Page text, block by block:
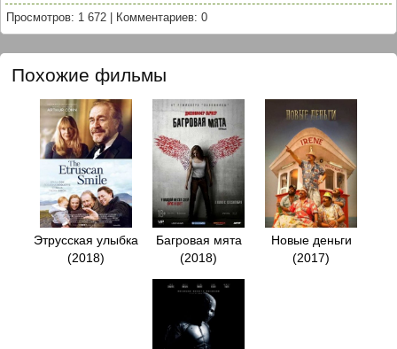
Просмотров: 1 672 Комментариев: 0
Похожие фильмы
Этрусская улыбка
(2018)
Багровая мята
(2018)
Новые деньги
(2017)